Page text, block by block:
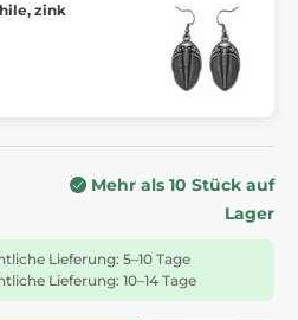
zink
Mehr als 10 Stück auf
Lager
Lieferung: 5–10 Tage
Lieferung: 10–14 Tage